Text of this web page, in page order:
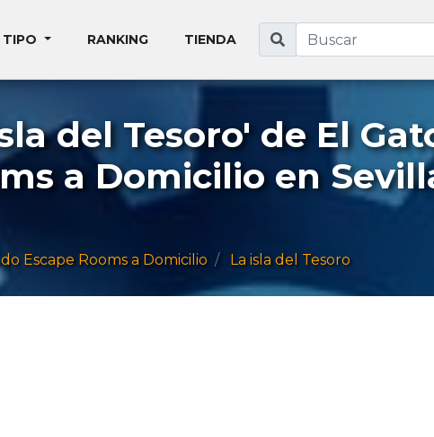
TIPO RANKING TIENDA
del Tesoro' de El
a Domicilio en
Escape Rooms a Domicilio La isla del Tesoro